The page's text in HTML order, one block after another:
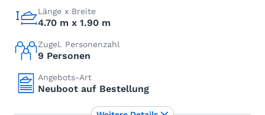
Länge x Breite
4.70 m x 1.90 m
Zugel. Personenzahl
9 Personen
Angebots-Art
Neuboot auf Bestellung